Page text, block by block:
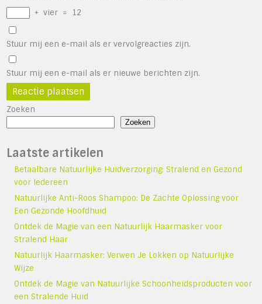
+ vier = 12
Stuur mij een e-mail als er vervolgreacties zijn.
Stuur mij een e-mail als er nieuwe berichten zijn.
Zoeken
Zoeken
Laatste artikelen
Betaalbare Natuurlijke Huidverzorging: Stralend en Gezond
voor Iedereen
Natuurlijke Anti-Roos Shampoo: De Zachte Oplossing voor
Een Gezonde Hoofdhuid
Ontdek de Magie van een Natuurlijk Haarmasker voor
Stralend Haar
Natuurlijk Haarmasker: Verwen Je Lokken op Natuurlijke
Wijze
Ontdek de Magie van Natuurlijke Schoonheidsproducten voor
een Stralende Huid